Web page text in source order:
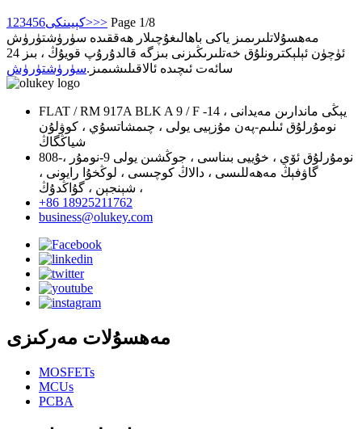
1 23456 كېيىنكى>>> Page 1/8
مەھسۇلاتلىرىمىز ياكى باھالىغۇچىلار ھەققىدە سۈرۈشتۈرۈش
ئۈچۈن ئېلېكترونلۇق خەتلىرىڭىزنى بىزگە قالدۇرۇپ قويۇڭ ، بىز 24
سائەت ئىچىدە ئالاقىلىشىمىز.سۈرۈشتۈرۈش
FLAT / RM 917A BLK A 9 / F يېڭى ماندارىن مەيدانى ، 14-
نومۇرلۇق ئىلىم-پەن مۇزېيى يولى ، چىمشاتسۇي ، كوۋلۇن
شياڭگاڭ
808-نومۇرلۇق ئۆي ، خۇييى بىناسى ، جوڭشىن يولى 9-نومۇر ،
گاۋفېڭ مەھەللىسى ، دالاڭ كوچىسى ، لوڭخۇا رايونى ،
شېنجېن ، گۇاڭدۇڭ ،
+86 18925211762
business@olukey.com
مەھسۇلات مەركىزى
MOSFETs
MCUs
PCBA